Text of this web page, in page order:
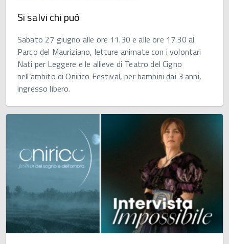
Si salvi chi può
Sabato 27 giugno alle ore 11.30 e alle ore 17.30 al
Parco del Mauriziano, letture animate con i volontari
Nati per Leggere e le allieve di Teatro del Cigno
nell’ambito di Onirico Festival, per bambini dai 3 anni,
ingresso libero.